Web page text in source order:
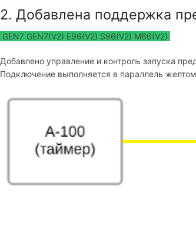
2. Добавлена поддержка
GEN7 GEN7(V2) E96(V2) S96(V2) M66(V2)
Добавлено управление и контроль запуска
Подключение выполняется в параллель